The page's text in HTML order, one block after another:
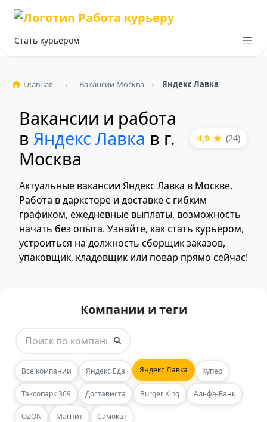
Стать курьером
Главная Вакансии Москва Яндекс Лавка
Вакансии и работа
в Яндекс Лавка в г.
Москва
4,9 (24)
Актуальные вакансии Яндекс Лавка в Москве.
Работа в дарксторе и доставке с гибким
графиком, ежедневные выплаты, возможность
начать без опыта. Узнайте, как стать курьером,
устроиться на должность сборщик заказов,
упаковщик, кладовщик или повар прямо сейчас!
Компании и теги
Все компании Яндекс Еда Яндекс Лавка Купер
Таксопарк 369 Достависта Burger King Альфа-Банк
OZON Магнит Самокат